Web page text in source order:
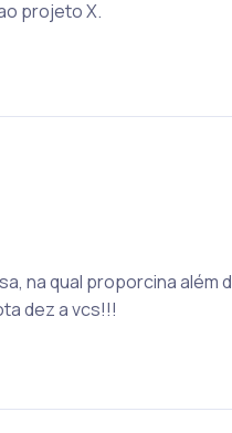
projeto X.
na qual proporcina
dez a vcs!!!